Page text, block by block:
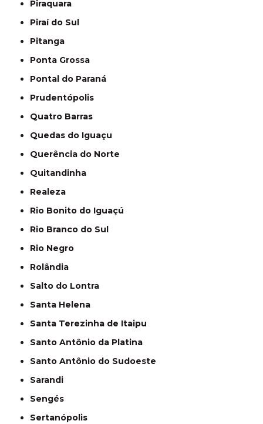
Piraquara
Piraí do Sul
Pitanga
Ponta Grossa
Pontal do Paraná
Prudentópolis
Quatro Barras
Quedas do Iguaçu
Querência do Norte
Quitandinha
Realeza
Rio Bonito do Iguaçú
Rio Branco do Sul
Rio Negro
Rolândia
Salto do Lontra
Santa Helena
Santa Terezinha de Itaipu
Santo Antônio da Platina
Santo Antônio do Sudoeste
Sarandi
Sengés
Sertanópolis